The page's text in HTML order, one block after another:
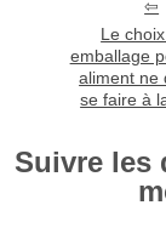
Le
emballage
aliment ne
se faire à
Suivre les